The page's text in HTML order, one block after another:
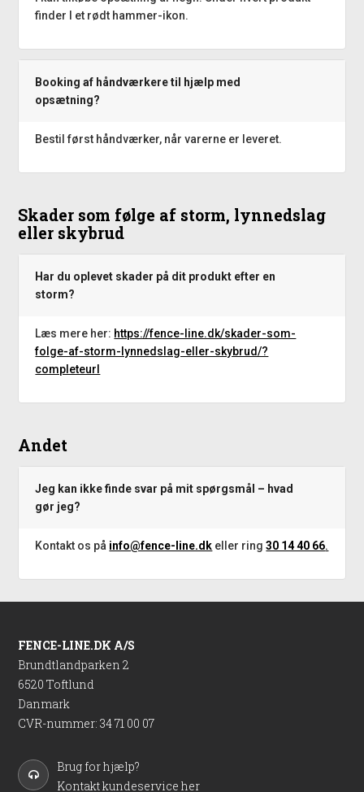
finder I et rødt hammer-ikon.
Booking af håndværkere til hjælp med
opsætning?
Bestil først håndværker, når varerne er leveret.
Skader som følge af storm, lynnedslag
eller skybrud
Har du oplevet skader på dit produkt efter en
storm?
Læs mere her: https://fence-line.dk/skader-som-
folge-af-storm-lynnedslag-eller-skybrud/?
completeurl
Andet
Jeg kan ikke finde svar på mit spørgsmål – hvad
gør jeg?
Kontakt os på info@fence-line.dk eller ring30 14 40 66.
FENCE-LINE.DK A/S
Brundtlandparken 2
6520 Toftlund
Danmark
CVR-nummer: 34 71 00 07
Brug for hjælp?
Kontakt kundeservice her